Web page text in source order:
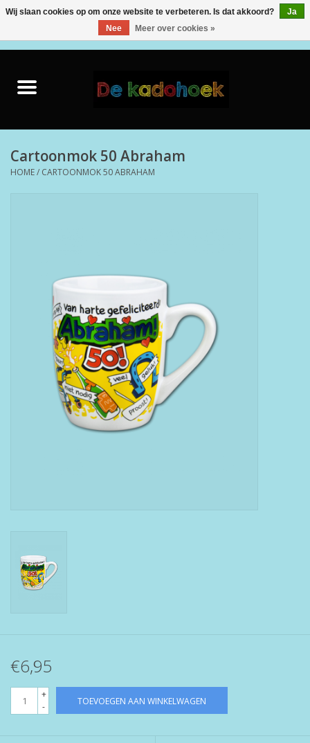
Back to School
Puzzels & Spellen
Feest
Cartoonmok 50 Abraham
HOME/ CARTOONMOK 50 ABRAHAM
€6,95
+
-
TOEVOEGEN AAN WINKELWAGEN
Wij slaan cookies op om onze website te verbeteren. Is dat akkoord?
Ja
Nee
Meer over cookies »